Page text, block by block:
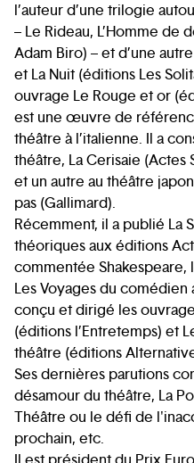
l’auteur d’une trilogie
– Le Rideau, L’Homme de
Adam Biro) – et d’une
et La Nuit (éditions Les
ouvrage Le Rouge et or
est une œuvre de
théâtre à l’italienne. Il a
théâtre, La Cerisaie
et un autre au théâtre
pas (Gallimard).
Récemment, il a publié La
théoriques aux éditions
commentée
Les Voyages du
conçu et dirigé les
(éditions l’Entretemps) et
théâtre (éditions
Ses dernières parutions
désamour du théâtre, La
Théâtre ou le défi de
prochain, etc.